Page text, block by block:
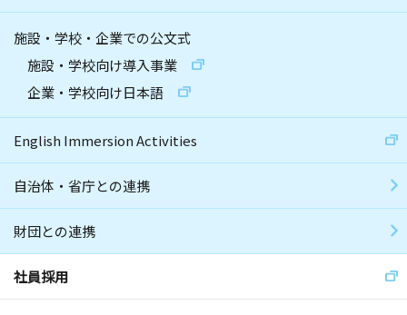
施設・学校・企業での公文式
施設・学校向け導入事業
企業・学校向け日本語
English Immersion Activities
自治体・省庁との連携
財団との連携
社員採用